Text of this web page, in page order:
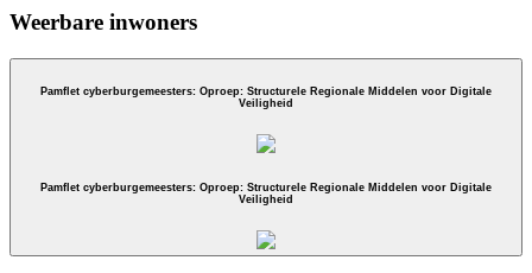
Weerbare inwoners
Pamflet cyberburgemeesters: Oproep: Structurele Regionale Middelen voor Digitale
Veiligheid
Pamflet cyberburgemeesters: Oproep: Structurele Regionale Middelen voor Digitale
Veiligheid